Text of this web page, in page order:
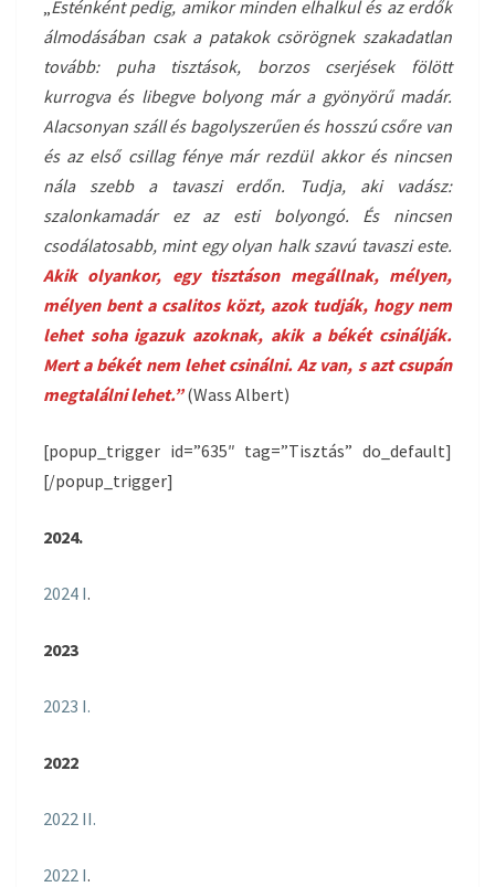
„Esténként pedig, amikor minden elhalkul és az erdők
álmodásában csak a patakok csörögnek szakadatlan
tovább: puha tisztások, borzos cserjések fölött
kurrogva és libegve bolyong már a gyönyörű madár.
Alacsonyan száll és bagolyszerűen és hosszú csőre van
és az első csillag fénye már rezdül akkor és nincsen
nála szebb a tavaszi erdőn. Tudja, aki vadász:
szalonkamadár ez az esti bolyongó. És nincsen
csodálatosabb, mint egy olyan halk szavú tavaszi este.
Akik olyankor, egy tisztáson megállnak, mélyen,
mélyen bent a csalitos közt, azok tudják, hogy nem
lehet soha igazuk azoknak, akik a békét csinálják.
Mert a békét nem lehet csinálni. Az van, s azt csupán
megtalálni lehet.”(Wass Albert)
[popup_trigger id=”635″ tag=”Tisztás” do_default]
[/popup_trigger]
2024.
2024 I.
2023
2023 I.
2022
2022 II.
2022 I.